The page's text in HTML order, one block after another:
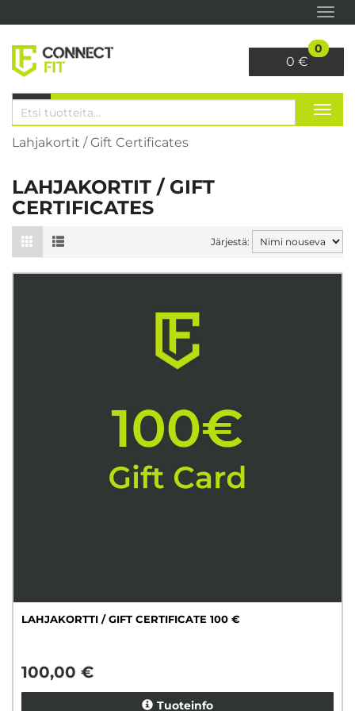
0 €
0
Haku
VALITSE SIVU
Lahjakortit / Gift Certificates
LAHJAKORTIT / GIFT
CERTIFICATES
Järjestä:
LAHJAKORTTI / GIFT CERTIFICATE 100 €
100,00 €
Tuoteinfo